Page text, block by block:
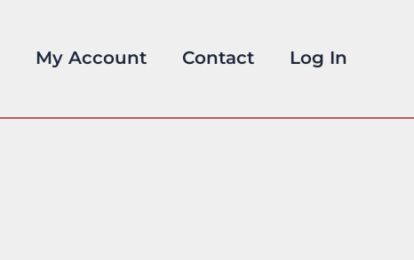
My Account Contact Log In